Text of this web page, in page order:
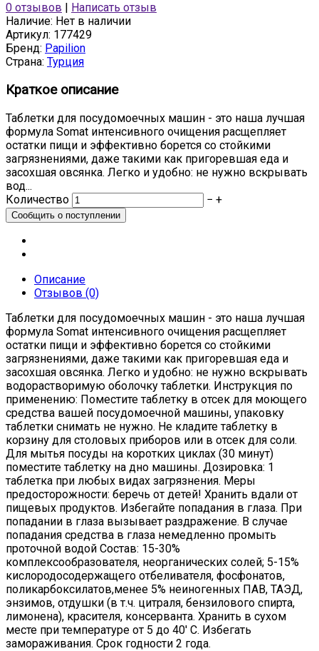
0 отзывов
Написать отзыв
Наличие: Нет в наличии
Артикул: 177429
Бренд: Papilion
Страна: Турция
Краткое описание
Таблетки для посудомоечных машин - это наша лучшая
формула Somat интенсивного очищения расщепляет
остатки пищи и эффективно борется со стойкими
загрязнениями, даже такими как пригоревшая еда и
засохшая овсянка. Легко и удобно: не нужно вскрывать
вод...
Количество
− +
Описание
Отзывов (0)
Таблетки для посудомоечных машин - это наша лучшая
формула Somat интенсивного очищения расщепляет
остатки пищи и эффективно борется со стойкими
загрязнениями, даже такими как пригоревшая еда и
засохшая овсянка. Легко и удобно: не нужно вскрывать
водорастворимую оболочку таблетки. Инструкция по
применению: Поместите таблетку в отсек для моющего
средства вашей посудомоечной машины, упаковку
таблетки снимать не нужно. Не кладите таблетку в
корзину для столовых приборов или в отсек для соли.
Для мытья посуды на коротких циклах (30 минут)
поместите таблетку на дно машины. Дозировка: 1
таблетка при любых видах загрязнения. Меры
предосторожности: беречь от детей! Хранить вдали от
пищевых продуктов. Избегайте попадания в глаза. При
попадании в глаза вызывает раздражение. В случае
попадания средства в глаза немедленно промыть
проточной водой Состав: 15-30%
комплексообразователя, неорганических солей; 5-15%
кислородосодержащего отбеливателя, фосфонатов,
поликарбоксилатов,менее 5% неиногенных ПАВ, ТАЭД,
энзимов, отдушки (в т.ч. цитраля, бензилового спирта,
лимонена), красителя, консерванта. Хранить в сухом
месте при температуре от 5 до 40' С. Избегать
замораживания. Срок годности 2 года.